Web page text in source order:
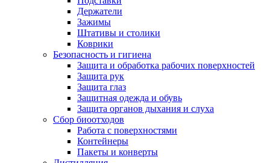
Держатели
Зажимы
Штативы и столики
Коврики
Безопасность и гигиена
Защита и обработка рабочих поверхностей
Защита рук
Защита глаз
Защитная одежда и обувь
Защита органов дыхания и слуха
Сбор биоотходов
Работа с поверхностями
Контейнеры
Пакеты и конверты